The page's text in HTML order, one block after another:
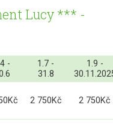
Lucy *** -
-
1.7 -
31.8
1.9 -
2 750Kč 2 750Kč